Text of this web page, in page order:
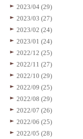
2023/04 (29)
2023/03 (27)
2023/02 (24)
2023/01 (24)
2022/12 (25)
2022/11 (27)
2022/10 (29)
2022/09 (25)
2022/08 (29)
2022/07 (26)
2022/06 (25)
2022/05 (28)